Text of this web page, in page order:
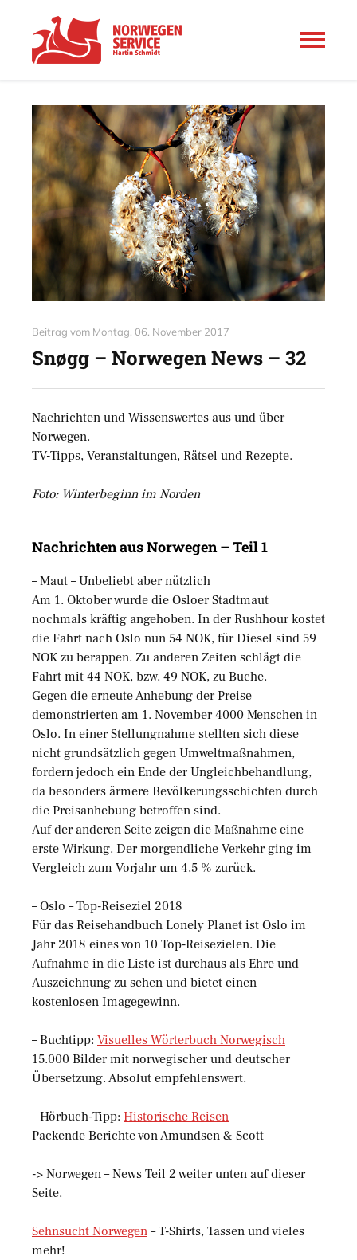
Beitrag vom Montag, 06. November 2017
Snøgg – Norwegen News – 32
Nachrichten und Wissenswertes aus und über
Norwegen.
TV-Tipps, Veranstaltungen, Rätsel und Rezepte.
Foto: Winterbeginn im Norden
Nachrichten aus Norwegen – Teil 1
– Maut – Unbeliebt aber nützlich
Am 1. Oktober wurde die Osloer Stadtmaut
nochmals kräftig angehoben. In der Rushhour kostet
die Fahrt nach Oslo nun 54 NOK, für Diesel sind 59
NOK zu berappen. Zu anderen Zeiten schlägt die
Fahrt mit 44 NOK, bzw. 49 NOK, zu Buche.
Gegen die erneute Anhebung der Preise
demonstrierten am 1. November 4000 Menschen in
Oslo. In einer Stellungnahme stellten sich diese
nicht grundsätzlich gegen Umweltmaßnahmen,
fordern jedoch ein Ende der Ungleichbehandlung,
da besonders ärmere Bevölkerungsschichten durch
die Preisanhebung betroffen sind.
Auf der anderen Seite zeigen die Maßnahme eine
erste Wirkung. Der morgendliche Verkehr ging im
Vergleich zum Vorjahr um 4,5 % zurück.
– Oslo – Top-Reiseziel 2018
Für das Reisehandbuch Lonely Planet ist Oslo im
Jahr 2018 eines von 10 Top-Reisezielen. Die
Aufnahme in die Liste ist durchaus als Ehre und
Auszeichnung zu sehen und bietet einen
kostenlosen Imagegewinn.
– Buchtipp: Visuelles Wörterbuch Norwegisch
15.000 Bilder mit norwegischer und deutscher
Übersetzung. Absolut empfehlenswert.
– Hörbuch-Tipp: Historische Reisen
Packende Berichte von Amundsen & Scott
-> Norwegen – News Teil 2 weiter unten auf dieser
Seite.
Sehnsucht Norwegen – T-Shirts, Tassen und vieles
mehr!